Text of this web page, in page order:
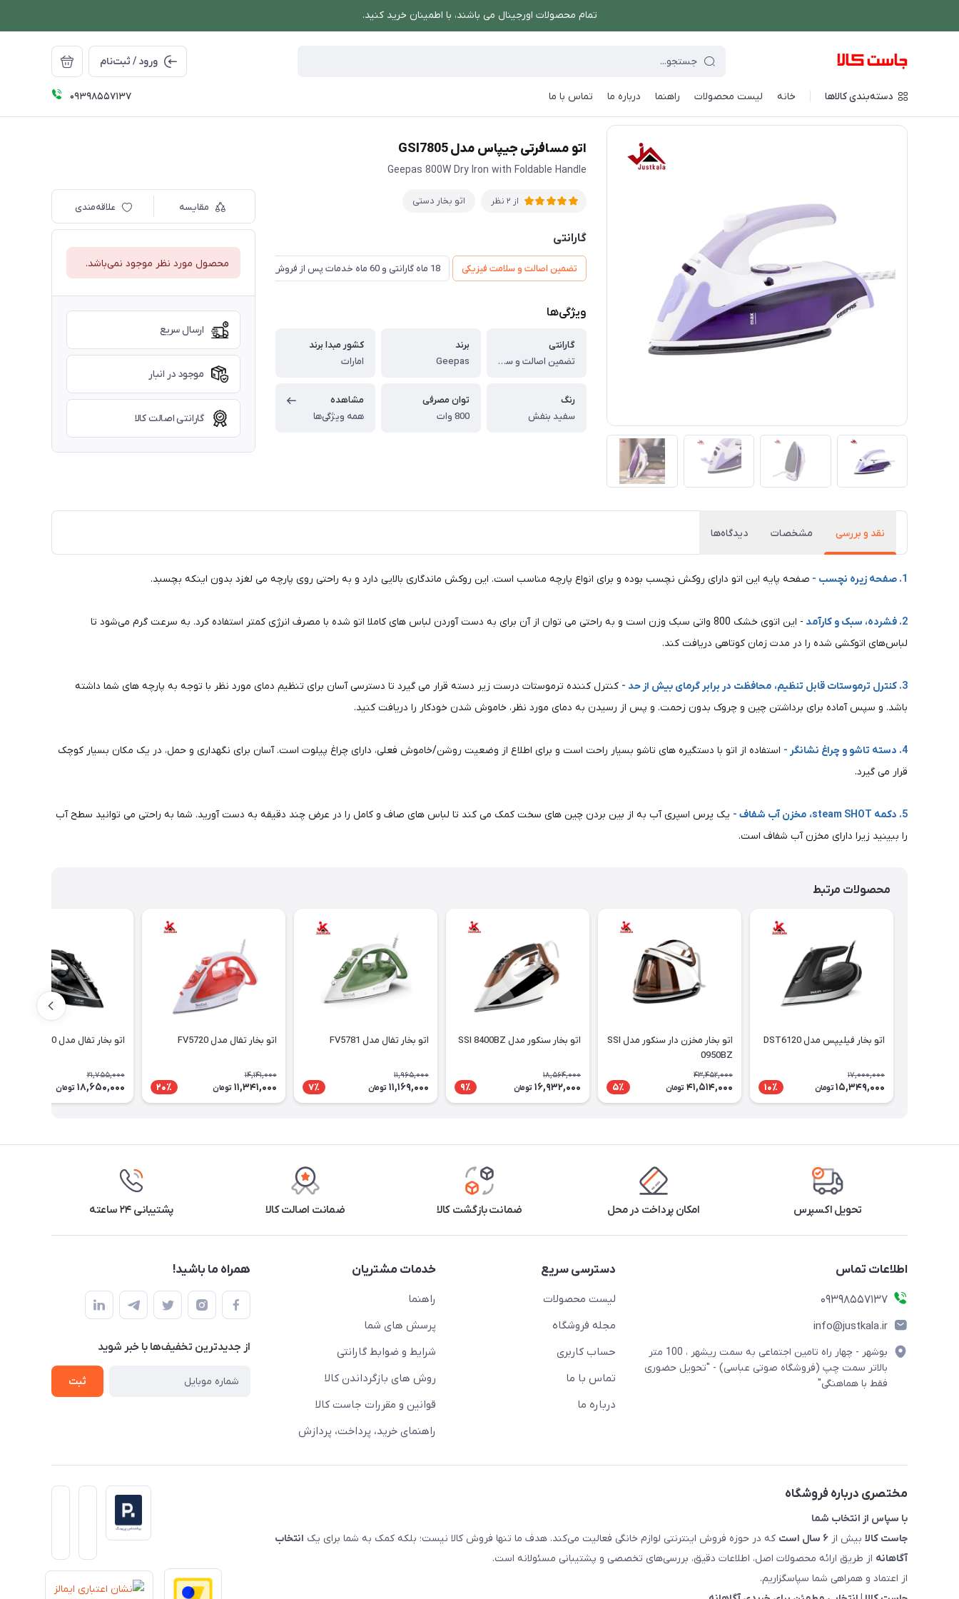
تمام محصولات اورجینال می باشند، با اطمینان خرید کنید.
ورود / ثبت‌نام
دسته‌بندی کالاها خانه لیست محصولات راهنما درباره ما تماس با ما 09398557137
فروشگاه اینترنتی جاست کالا شستشو و نظافت / اتو بخار دستی اتو مسافرتی جیپاس مدل GSI7805
اتو مسافرتی جیپاس مدل GSI7805
Geepas 800W Dry Iron with Foldable Handle
از 2 نظر اتو بخار دستی
گارانتی
تضمین اصالت و سلامت فیزیکی 18 ماه گارانتی و 60 ماه خدمات پس از فروش و ضمانت تعویض
ویژگی‌ها
گارانتی
تضمین اصالت و سلامت فیزیکی کالا (اورجینال)
برند
Geepas
کشور مبدا برند
امارات
رنگ
سفید بنفش
توان مصرفی
800 وات
مشاهده
همه ویژگی‌ها
مقایسه علاقه‌مندی
محصول مورد نظر موجود نمی‌باشد.
ارسال سریع
موجود در انبار
گارانتی اصالت کالا
نقد و بررسی مشخصات دیدگاه‌ها
1. صفحه زیره نچسب - صفحه پایه این اتو دارای روکش نچسب بوده و برای انواع پارچه مناسب است. این روکش ماندگاری بالایی دارد و به راحتی روی پارچه می لغزد بدون اینکه بچسبد.
2. فشرده، سبک و کارآمد
- این اتوی خشک 800 واتی سبک وزن است و به راحتی می توان از آن برای به دست آوردن لباس های کاملا اتو شده با مصرف انرژی کمتر استفاده کرد. به سرعت گرم می‌شود تا
لباس‌های اتوکشی شده را در مدت زمان کوتاهی دریافت کند.
3. کنترل ترموستات قابل تنظیم، محافظت در برابر گرمای بیش از حد -
کنترل کننده ترموستات درست زیر دسته قرار می گیرد تا دسترسی آسان برای تنظیم دمای مورد نظر با توجه به پارچه های شما داشته
باشد. و سپس آماده برای برداشتن چین و چروک بدون زحمت. و پس از رسیدن به دمای مورد نظر، خاموش شدن خودکار را دریافت کنید.
4. دسته تاشو و چراغ نشانگر -
استفاده از اتو با دستگیره های تاشو بسیار راحت است و برای اطلاع از وضعیت روشن/خاموش فعلی، دارای چراغ پیلوت است. آسان برای نگهداری و حمل، در یک مکان بسیار کوچک
قرار می گیرد.
5. دکمه steam SHOT، مخزن آب شفاف -
یک پرس اسپری آب به از بین بردن چین های سخت کمک می کند تا لباس های صاف و کامل را در عرض چند دقیقه به دست آورید. شما به راحتی می توانید سطح آب
را ببینید زیرا دارای مخزن آب شفاف است.
محصولات مرتبط
اتو بخار فیلیپس مدل DST6120
17,000,000
15,349,000 تومان 10٪
اتو بخار مخزن دار سنکور مدل SSI
0950BZ
43,452,000
41,514,000 تومان 5٪
اتو بخار سنکور مدل SSI 8400BZ
18,564,000
16,932,000 تومان 9٪
اتو بخار تفال مدل FV5781
11,965,000
11,169,000 تومان 7٪
اتو بخار تفال مدل FV5720
14,141,000
11,341,000 تومان 20٪
اتو بخار تفال مدل FV9850
21,755,000
18,650,000 تومان
تحویل اکسپرس امکان پرداخت در محل ضمانت بازگشت کالا ضمانت اصالت کالا پشتیبانی ۲۴ ساعته
اطلاعات تماس
09398557137
info@justkala.ir
بوشهر - چهار راه تامین اجتماعی به سمت ریشهر ، 100 متر
بالاتر سمت چپ (فروشگاه صوتی عباسی) - "تحویل حضوری
فقط با هماهنگی"
دسترسی سریع
لیست محصولات
مجله فروشگاه
حساب کاربری
تماس با ما
درباره ما
خدمات مشتریان
راهنما
پرسش های شما
شرایط و ضوابط گارانتی
روش های بازگرداندن کالا
قوانین و مقررات جاست کالا
راهنمای خرید، پرداخت، پردازش
همراه ما باشید!
از جدید‌ترین تخفیف‌ها با‌ خبر شوید
ثبت
مختصری درباره فروشگاه
با سپاس از انتخاب شما
جاست کالا بیش از ۶ سال است که در حوزه فروش اینترنتی لوازم خانگی فعالیت می‌کند. هدف ما تنها فروش کالا نیست؛ بلکه کمک به شما برای یک انتخاب
آگاهانه از طریق ارائه محصولات اصل، اطلاعات دقیق، بررسی‌های تخصصی و پشتیبانی مسئولانه است.
از اعتماد و همراهی شما سپاسگزاریم.